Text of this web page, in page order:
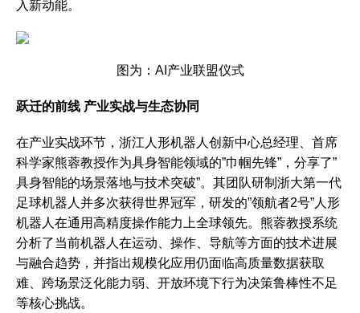
入新动能。
图为：AI产业联盟仪式
跃迁的前线 产业实战与生态协同
在产业实战环节，浙江人形机器人创新中心总经理、首席
科学家熊蓉教授作为具身智能领域的”巾帼先锋”，分享了”
具身智能的场景落地与技术突破”。其团队研制浙大第一代
足球机器人并多次获得世界冠军，研发的”领航者2号”人形
机器人在通用高精度操作能力上全球领先。熊蓉教授系统
分析了当前机器人在运动、操作、导航等方面的技术进展
与融合趋势，并指出规模化应用仍面临高质量数据获取
难、跨场景泛化能力弱、开放环境下行为决策鲁棒性不足
等核心挑战。